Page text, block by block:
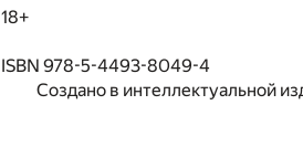
18+
ISBN 978-5-4493-8049-4
Создано в интеллектуальной